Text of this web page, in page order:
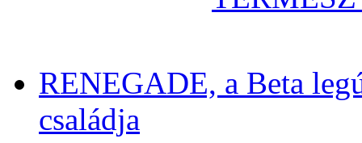
RENEGADE, a Beta
családja